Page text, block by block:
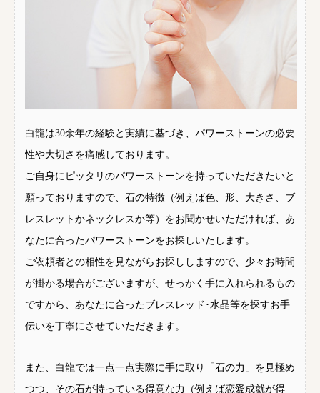
白龍は30余年の経験と実績に基づき、パワーストーンの必要
性や大切さを痛感しております。
ご自身にピッタリのパワーストーンを持っていただきたいと
願っておりますので、石の特徴（例えば色、形、大きさ、ブ
レスレットかネックレスか等）をお聞かせいただければ、あ
なたに合ったパワーストーンをお探しいたします。
ご依頼者との相性を見ながらお探ししますので、少々お時間
が掛かる場合がございますが、せっかく手に入れられるもの
ですから、あなたに合ったブレスレッド･水晶等を探すお手
伝いを丁寧にさせていただきます。
また、白龍では一点一点実際に手に取り「石の力」を見極め
つつ、その石が持っている得意な力（例えば恋愛成就が得